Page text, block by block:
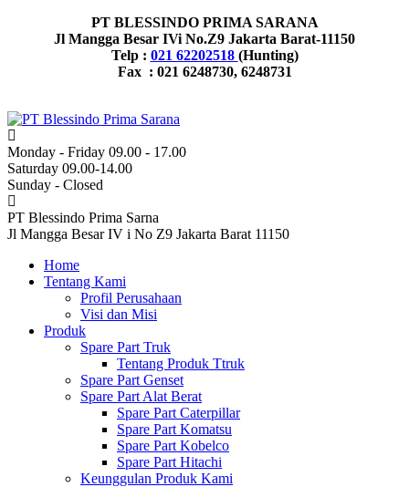
PT BLESSINDO PRIMA SARANA
Jl Mangga Besar IVi No.Z9 Jakarta Barat-11150
Telp : 021 62202518 (Hunting)
Fax : 021 6248730, 6248731
Monday - Friday 09.00 - 17.00
Saturday 09.00-14.00
Sunday - Closed
PT Blessindo Prima Sarna
Jl Mangga Besar IV i No Z9 Jakarta Barat 11150
Home
Tentang Kami
Profil Perusahaan
Visi dan Misi
Produk
Spare Part Truk
Tentang Produk Ttruk
Spare Part Genset
Spare Part Alat Berat
Spare Part Caterpillar
Spare Part Komatsu
Spare Part Kobelco
Spare Part Hitachi
Keunggulan Produk Kami